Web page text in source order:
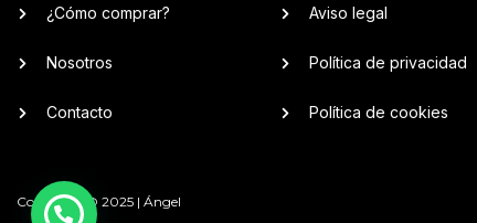
¿Cómo comprar?
Nosotros
Contacto
Aviso legal
Política de privacidad
Política de cookies
Copyright © 2025 | Ángel